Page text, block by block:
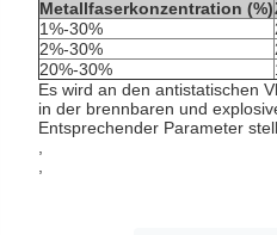
Metallfaserkonzentration (%)
1%-30%
2%-30%
20%-30%
Es wird an den antistatischen
in der brennbaren und
Entsprechender Parameter